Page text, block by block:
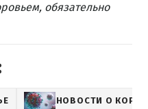
обязательно
НОВОСТИ О